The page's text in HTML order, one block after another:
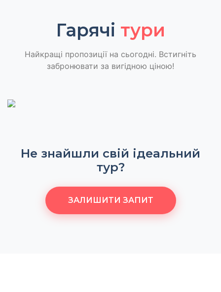
Гарячі тури
Найкращі пропозиції на сьогодні. Встигніть
забронювати за вигідною ціною!
Не знайшли свій ідеальний
тур?
ЗАЛИШИТИ ЗАПИТ